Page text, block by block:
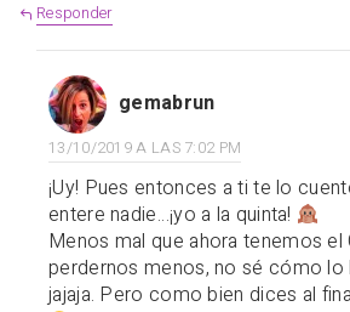
Responder
gemabrun
13/10/2019 A LAS 7:02 PM
¡Uy! Pues entonces a ti te lo
entere nadie…¡yo a la quinta!
Menos mal que ahora tenemos el
perdernos menos, no sé cómo lo
jajaja. Pero como bien dices al